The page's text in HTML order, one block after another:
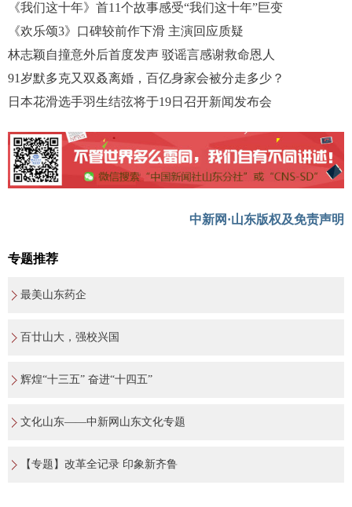
《我们这十年》首11个故事感受“我们这十年”巨变
《欢乐颂3》口碑较前作下滑 主演回应质疑
林志颖自撞意外后首度发声 驳谣言感谢救命恩人
91岁默多克又双叒离婚，百亿身家会被分走多少？
日本花滑选手羽生结弦将于19日召开新闻发布会
中新网·山东版权及免责声明
专题推荐
最美山东药企
百廿山大，强校兴国
辉煌“十三五” 奋进“十四五”
文化山东——中新网山东文化专题
【专题】改革全记录 印象新齐鲁